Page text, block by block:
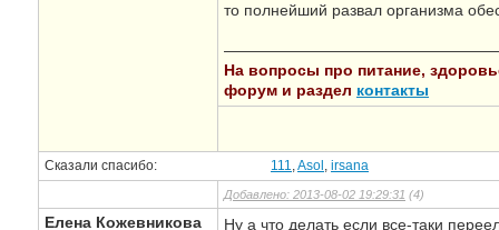
то полнейший развал организма
На вопросы про питание,
форум и раздел контакты
Сказали спасибо: 111,Asol , irsana
Добавлено: 2013-08-02 19:29:31 (4)
Елена Кожевникова
Ну а что делать если все-таки